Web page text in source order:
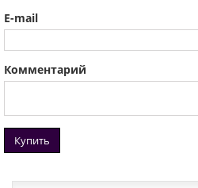
E-mail
Комментарий
Купить